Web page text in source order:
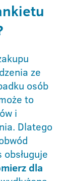
ze
osób
to
i
Dlatego
dla